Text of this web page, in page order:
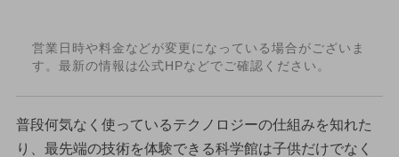
営業日時や料金などが変更になっている場合がございま
す。最新の情報は公式HPなどでご確認ください。
普段何気なく使っているテクノロジーの仕組みを知れた
り、最先端の技術を体験できる科学館は子供だけでなく